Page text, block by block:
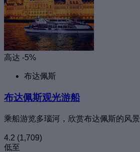
高达 -5%
布达佩斯
布达佩斯观光游船
乘船游览多瑙河，欣赏布达佩斯的风景
4.2 (1,709)
低至